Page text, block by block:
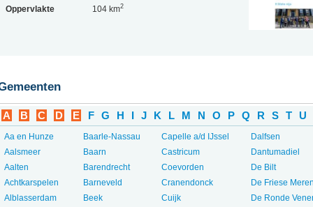
Oppervlakte
104 km2
A B C D E F G H I J K L M N O P Q R S T U
Aa en Hunze
Aalsmeer
Aalten
Achtkarspelen
Alblasserdam
Baarle-Nassau
Baarn
Barendrecht
Barneveld
Beek
Capelle a/d IJssel
Castricum
Coevorden
Cranendonck
Cuijk
Dalfsen
Dantumadiel
De Bilt
De Friese
De Ronde